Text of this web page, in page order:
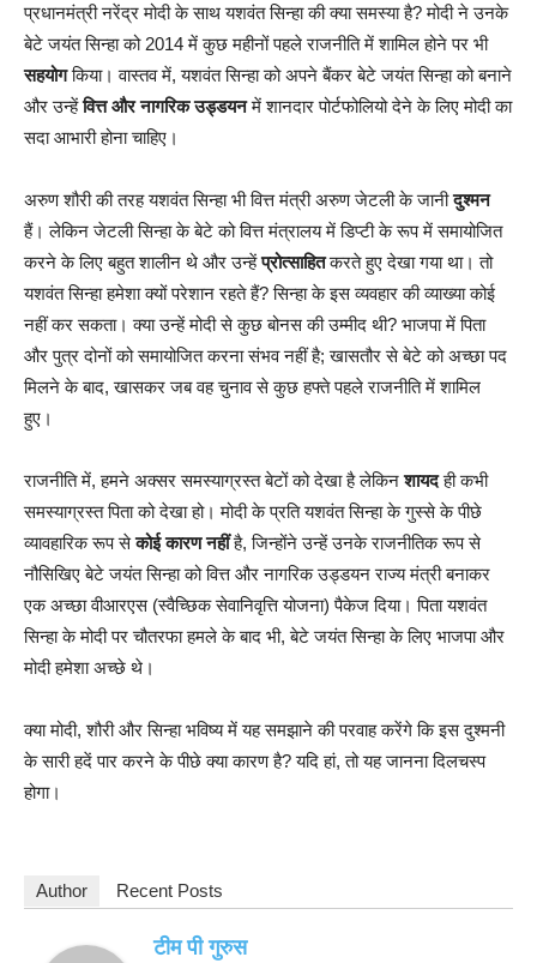
प्रधानमंत्री नरेंद्र मोदी के साथ यशवंत सिन्हा की क्या समस्या है? मोदी ने उनके
बेटे जयंत सिन्हा को 2014 में कुछ महीनों पहले राजनीति में शामिल होने पर भी
सहयोगकिया। वास्तव में, यशवंत सिन्हा को अपने बैंकर बेटे जयंत सिन्हा को बनाने
और उन्हेंवित्त और नागरिक उड्डयनमें शानदार पोर्टफोलियो देने के लिए मोदी का
सदा आभारी होना चाहिए।
अरुण शौरी की तरह यशवंत सिन्हा भी वित्त मंत्री अरुण जेटली के जानीदुश्मन
हैं। लेकिन जेटली सिन्हा के बेटे को वित्त मंत्रालय में डिप्टी के रूप में समायोजित
करने के लिए बहुत शालीन थे और उन्हेंप्रोत्साहितकरते हुए देखा गया था। तो
यशवंत सिन्हा हमेशा क्यों परेशान रहते हैं? सिन्हा के इस व्यवहार की व्याख्या कोई
नहीं कर सकता। क्या उन्हें मोदी से कुछ बोनस की उम्मीद थी? भाजपा में पिता
और पुत्र दोनों को समायोजित करना संभव नहीं है; खासतौर से बेटे को अच्छा पद
मिलने के बाद, खासकर जब वह चुनाव से कुछ हफ्ते पहले राजनीति में शामिल
हुए।
राजनीति में, हमने अक्सर समस्याग्रस्त बेटों को देखा है लेकिनशायदही कभी
समस्याग्रस्त पिता को देखा हो। मोदी के प्रति यशवंत सिन्हा के गुस्से के पीछे
व्यावहारिक रूप सेकोई कारण नहींहै, जिन्होंने उन्हें उनके राजनीतिक रूप से
नौसिखिए बेटे जयंत सिन्हा को वित्त और नागरिक उड्डयन राज्य मंत्री बनाकर
एक अच्छा वीआरएस (स्वैच्छिक सेवानिवृत्ति योजना) पैकेज दिया। पिता यशवंत
सिन्हा के मोदी पर चौतरफा हमले के बाद भी, बेटे जयंत सिन्हा के लिए भाजपा और
मोदी हमेशा अच्छे थे।
क्या मोदी, शौरी और सिन्हा भविष्य में यह समझाने की परवाह करेंगे कि इस दुश्मनी
के सारी हदें पार करने के पीछे क्या कारण है? यदि हां, तो यह जानना दिलचस्प
होगा।
Author Recent Posts
टीम पी गुरुस